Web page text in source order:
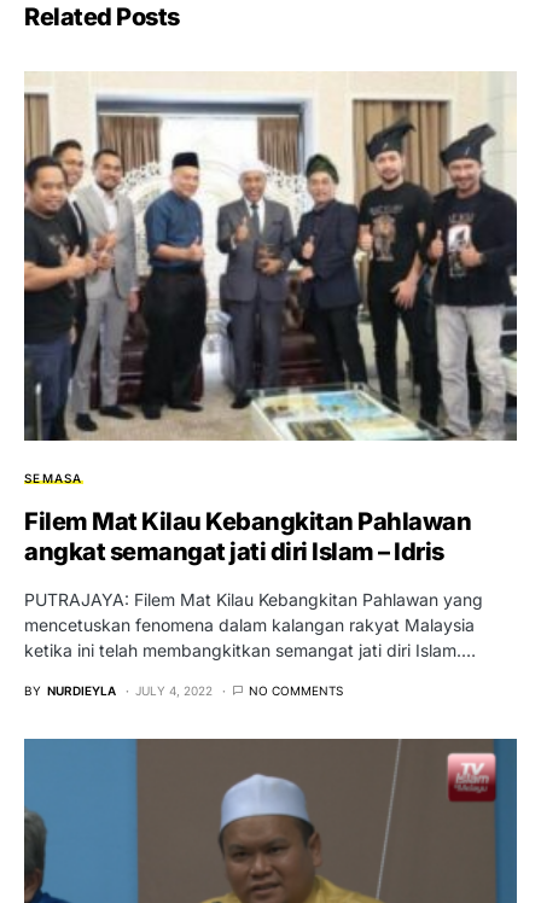
Related Posts
SEMASA
Filem Mat Kilau Kebangkitan Pahlawan
angkat semangat jati diri Islam – Idris
PUTRAJAYA: Filem Mat Kilau Kebangkitan Pahlawan yang
mencetuskan fenomena dalam kalangan rakyat Malaysia
ketika ini telah membangkitkan semangat jati diri Islam.…
BY NURDIEYLA JULY 4, 2022 NO COMMENTS